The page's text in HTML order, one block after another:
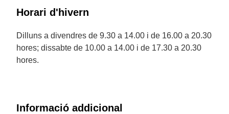
Horari d'hivern
Dilluns a divendres de 9.30 a 14.00 i de 16.00 a 20.30
hores; dissabte de 10.00 a 14.00 i de 17.30 a 20.30
hores.
Informació addicional